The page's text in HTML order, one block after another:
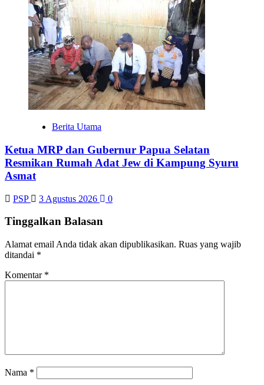
Berita Utama
Ketua MRP dan Gubernur Papua Selatan
Resmikan Rumah Adat Jew di Kampung Syuru
Asmat
PSP 3 Agustus 2026 0
Tinggalkan Balasan
Alamat email Anda tidak akan dipublikasikan. Ruas yang wajib
ditandai *
Komentar *
Nama *